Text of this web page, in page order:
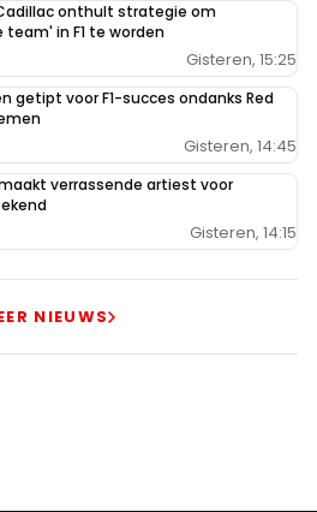
onthult strategie om
in F1 te worden
Gisteren, 15:25
getipt voor F1-succes ondanks Red
Gisteren, 14:45
verrassende artiest voor
Gisteren, 14:15
NIEUWS